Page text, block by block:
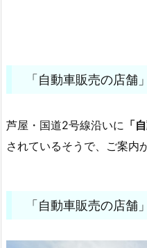
「自動車販売の店舗
芦屋・国道2号線沿いに 「
されているそうで、ご案内
「自動車販売の店舗